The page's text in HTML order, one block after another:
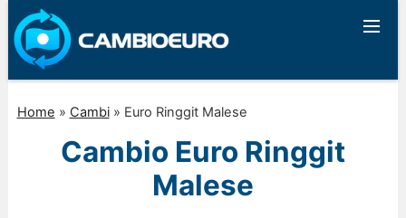
Home » Cambi» Euro Ringgit Malese
Cambio Euro Ringgit
Malese